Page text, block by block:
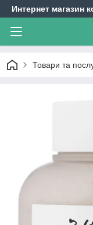
Интернет магазин
Товари та